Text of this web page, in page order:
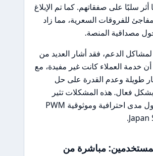
أثر سلبًا على صفقاتهم. كما تم الإبلاغ
للفروقات السعرية، مما زاد
مصداقية المنصة.
لمشاكل الدعم، فقد أشار العديد من
أن خدمة العملاء كانت غير مفيدة، مع
طويلة وعدم القدرة على حل
فعال. هذه المشكلات تثير
تساؤلات حول مدى احترافية وموثوقية PWM
Japan
مباشرة من